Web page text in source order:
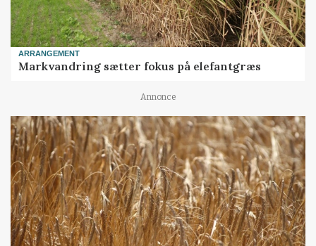
ARRANGEMENT
Markvandring sætter fokus på elefantgræs
Annonce